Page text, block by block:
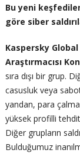
Bu yeni
göre siber
Kaspersky
Araştırmacısı
sıra dışı bir grup.
casusluk veya
yandan, para
yüksek profilli
Diğer grupların
Bulduğumuz